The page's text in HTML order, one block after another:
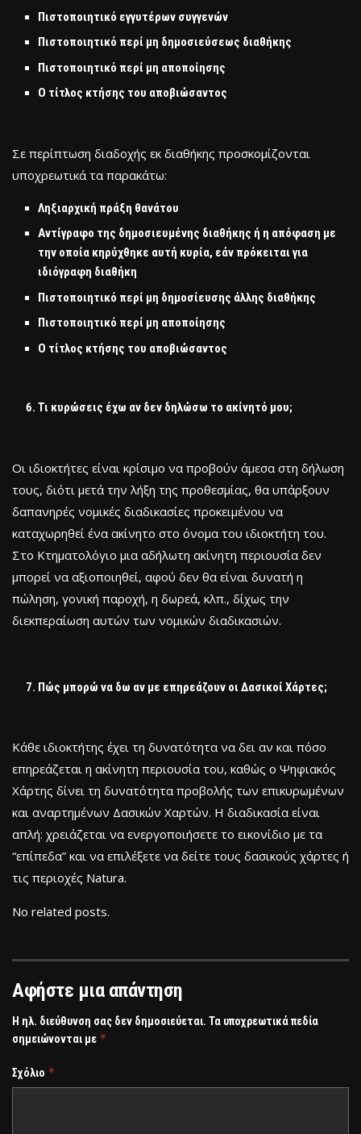
Πιστοποιητικό εγγυτέρων συγγενών
Πιστοποιητικό περί μη δημοσιεύσεως διαθήκης
Πιστοποιητικό περί μη αποποίησης
Ο τίτλος κτήσης του αποβιώσαντος
Σε περίπτωση διαδοχής εκ διαθήκης προσκομίζονται
υποχρεωτικά τα παρακάτω:
Ληξιαρχική πράξη θανάτου
Αντίγραφο της δημοσιευμένης διαθήκης ή η απόφαση με
την οποία κηρύχθηκε αυτή κυρία, εάν πρόκειται για
ιδιόγραφη διαθήκη
Πιστοποιητικό περί μη δημοσίευσης άλλης διαθήκης
Πιστοποιητικό περί μη αποποίησης
Ο τίτλος κτήσης του αποβιώσαντος
Τι κυρώσεις έχω αν δεν δηλώσω το ακίνητό μου;
Οι ιδιοκτήτες είναι κρίσιμο να προβούν άμεσα στη δήλωση
τους, διότι μετά την λήξη της προθεσμίας, θα υπάρξουν
δαπανηρές νομικές διαδικασίες προκειμένου να
καταχωρηθεί ένα ακίνητο στο όνομα του ιδιοκτήτη του.
Στο Κτηματολόγιο μια αδήλωτη ακίνητη περιουσία δεν
μπορεί να αξιοποιηθεί, αφού δεν θα είναι δυνατή η
πώληση, γονική παροχή, η δωρεά, κλπ., δίχως την
διεκπεραίωση αυτών των νομικών διαδικασιών.
Πώς μπορώ να δω αν με επηρεάζουν οι Δασικοί Χάρτες;
Κάθε ιδιοκτήτης έχει τη δυνατότητα να δει αν και πόσο
επηρεάζεται η ακίνητη περιουσία του, καθώς ο Ψηφιακός
Χάρτης δίνει τη δυνατότητα προβολής των επικυρωμένων
και αναρτημένων Δασικών Χαρτών. Η διαδικασία είναι
απλή: χρειάζεται να ενεργοποιήσετε το εικονίδιο με τα
“επίπεδα” και να επιλέξετε να δείτε τους δασικούς χάρτες ή
τις περιοχές Natura.
No related posts.
Αφήστε μια απάντηση
Η ηλ. διεύθυνση σας δεν δημοσιεύεται. Τα υποχρεωτικά πεδία
σημειώνονται με *
Σχόλιο *